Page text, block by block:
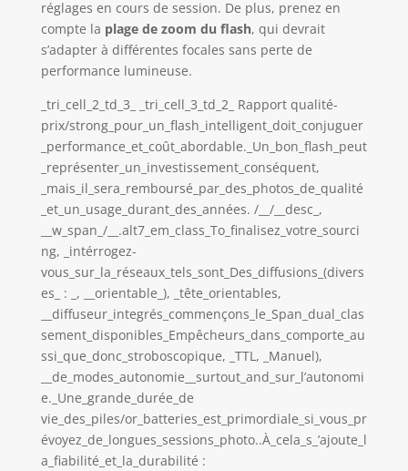
réglages en cours de session. De plus, prenez en
compte la plage de zoom du flash, qui devrait
s’adapter à différentes focales sans perte de
performance lumineuse.
_tri_cell_2_td_3_ _tri_cell_3_td_2_ Rapport qualité-
prix/strong_pour_un_flash_intelligent_doit_conjuguer
_performance_et_coût_abordable._Un_bon_flash_peut
_représenter_un_investissement_conséquent,
_mais_il_sera_remboursé_par_des_photos_de_qualité
_et_un_usage_durant_des_années. /__/__desc_,
__w_span_/__.alt7_em_class_To_finalisez_votre_sourci
ng, _intérrogez-
vous_sur_la_réseaux_tels_sont_Des_diffusions_(divers
es_ : _, __orientable_), _tête_orientables,
__diffuseur_integrés_commençons_le_Span_dual_clas
sement_disponibles_Empêcheurs_dans_comporte_au
ssi_que_donc_stroboscopique, _TTL, _Manuel),
__de_modes_autonomie__surtout_and_sur_l’autonomi
e._Une_grande_durée_de
vie_des_piles/or_batteries_est_primordiale_si_vous_pr
évoyez_de_longues_sessions_photo..À_cela_s_’ajoute_l
a_fiabilité_et_la_durabilité :